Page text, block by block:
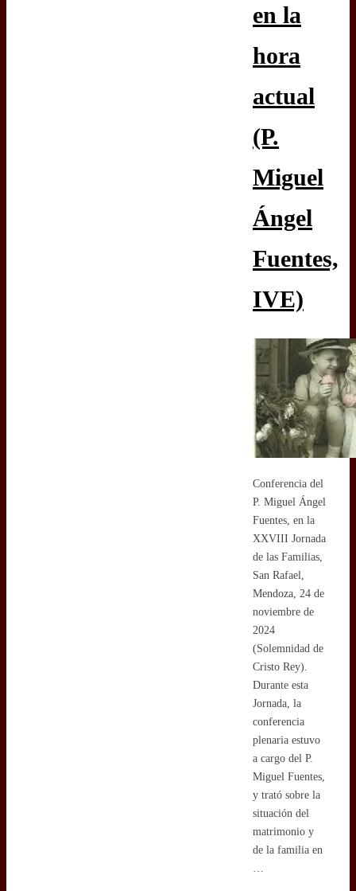
en la
hora
actual
(P.
Miguel
Ángel
Fuentes,
IVE)
Conferencia del
P. Miguel Ángel
Fuentes, en la
XXVIII Jornada
de las Familias,
San Rafael,
Mendoza, 24 de
noviembre de
2024
(Solemnidad de
Cristo Rey).
Durante esta
Jornada, la
conferencia
plenaria estuvo
a cargo del P.
Miguel Fuentes,
y trató sobre la
situación del
matrimonio y
de la familia en
…